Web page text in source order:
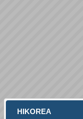
HIKOREA